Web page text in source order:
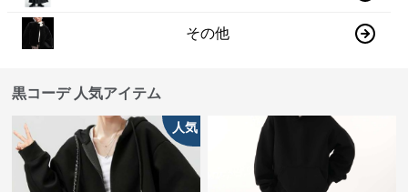
その他
黒コーデ 人気アイテム
人気